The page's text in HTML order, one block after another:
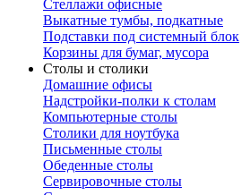
Стеллажи офисные
Выкатные тумбы, подкатные
Подставки под системный блок
Корзины для бумаг, мусора
Столы и столики
Домашние офисы
Надстройки-полки к столам
Компьютерные столы
Столики для ноутбука
Письменные столы
Обеденные столы
Сервировочные столы